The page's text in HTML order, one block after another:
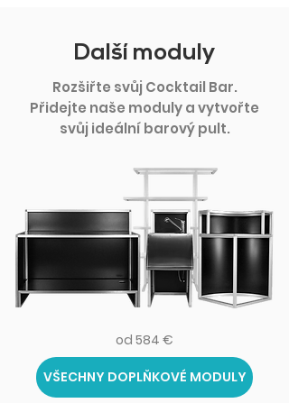
Další moduly
Rozšiřte svůj Cocktail Bar.
Přidejte naše moduly a vytvořte
svůj ideální barový pult.
od 584 €
VŠECHNY DOPLŇKOVÉ MODULY